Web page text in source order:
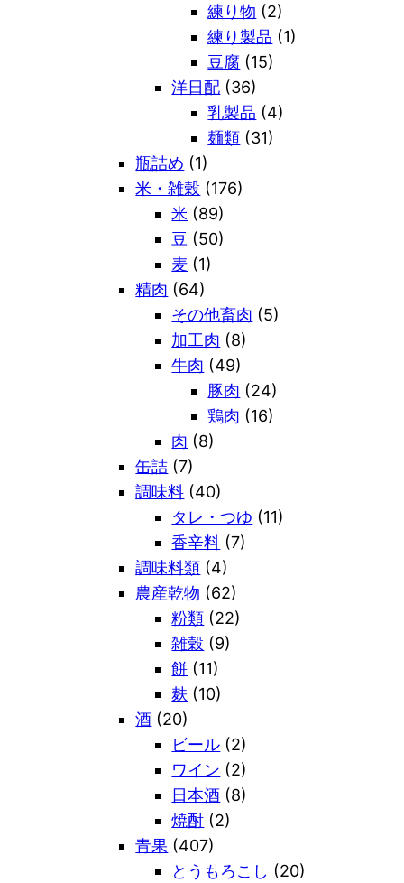
練り物 (2)
練り製品 (1)
豆腐 (15)
洋日配 (36)
乳製品 (4)
麺類 (31)
瓶詰め (1)
米・雑穀 (176)
米 (89)
豆 (50)
麦 (1)
精肉 (64)
その他畜肉 (5)
加工肉 (8)
牛肉 (49)
豚肉 (24)
鶏肉 (16)
肉 (8)
缶詰 (7)
調味料 (40)
タレ・つゆ (11)
香辛料 (7)
調味料類 (4)
農産乾物 (62)
粉類 (22)
雑穀 (9)
餅 (11)
麸 (10)
酒 (20)
ビール (2)
ワイン (2)
日本酒 (8)
焼酎 (2)
青果 (407)
とうもろこし (20)